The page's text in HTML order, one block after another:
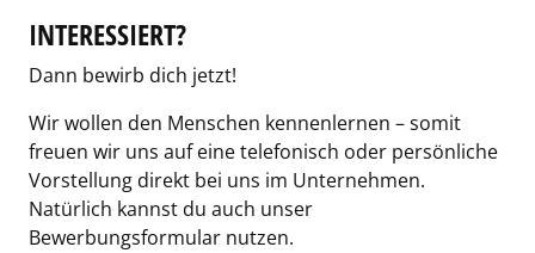
INTERESSIERT?
Dann bewirb dich jetzt!
Wir wollen den Menschen kennenlernen – somit
freuen wir uns auf eine telefonisch oder persönliche
Vorstellung direkt bei uns im Unternehmen.
Natürlich kannst du auch unser
Bewerbungsformular nutzen.